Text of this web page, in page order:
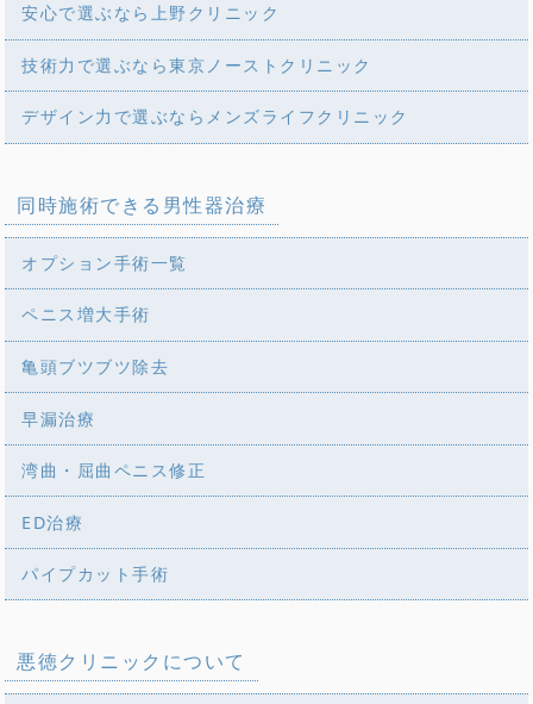
安心で選ぶなら上野クリニック
技術力で選ぶなら東京ノーストクリニック
デザイン力で選ぶならメンズライフクリニック
同時施術できる男性器治療
オプション手術一覧
ペニス増大手術
亀頭ブツブツ除去
早漏治療
湾曲・屈曲ペニス修正
ED治療
パイプカット手術
悪徳クリニックについて